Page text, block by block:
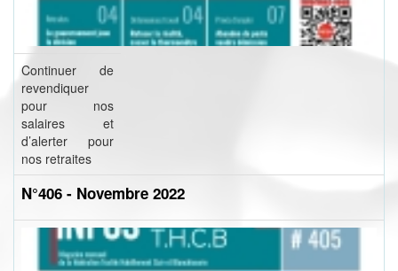
Continuer de
revendiquer
pour nos
salaires et
d’alerter pour
nos retraites
N°406 - Novembre 2022